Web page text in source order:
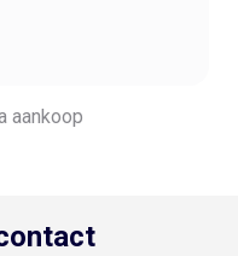
aankoop